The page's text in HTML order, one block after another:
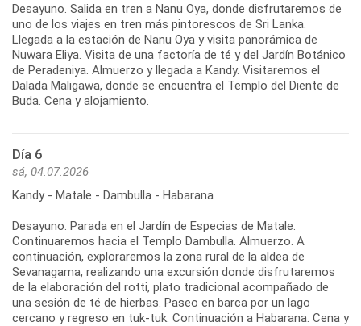
Desayuno. Salida en tren a Nanu Oya, donde disfrutaremos de
uno de los viajes en tren más pintorescos de Sri Lanka.
Llegada a la estación de Nanu Oya y visita panorámica de
Nuwara Eliya. Visita de una factoría de té y del Jardín Botánico
de Peradeniya. Almuerzo y llegada a Kandy. Visitaremos el
Dalada Maligawa, donde se encuentra el Templo del Diente de
Día 6
sá, 04.07.2026
Kandy - Matale - Dambulla - Habarana
Desayuno. Parada en el Jardín de Especias de Matale.
Continuaremos hacia el Templo Dambulla. Almuerzo. A
continuación, exploraremos la zona rural de la aldea de
Sevanagama, realizando una excursión donde disfrutaremos
de la elaboración del rotti, plato tradicional acompañado de
una sesión de té de hierbas. Paseo en barca por un lago
cercano y regreso en tuk-tuk. Continuación a Habarana. Cena y